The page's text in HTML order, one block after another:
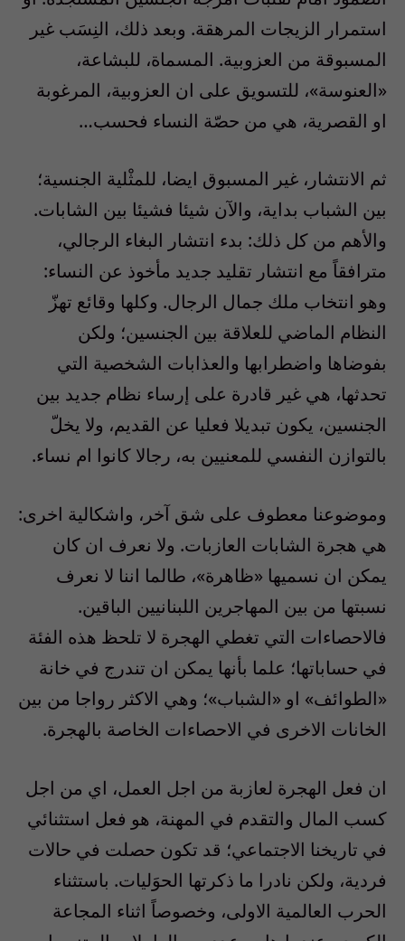
استمرار الزيجات المرهقة. وبعد ذلك، النِسَب غير
المسبوقة من العزوبية. المسماة، للبشاعة،
«العنوسة»، للتسويق على ان العزوبية، المرغوبة
او القصرية، هي من حصّة النساء فحسب…
ثم الانتشار، غير المسبوق ايضا، للمثْلية الجنسية؛
بين الشباب بداية، والآن شيئا فشيئا بين الشابات.
والأهم من كل ذلك: بدء انتشار البغاء الرجالي،
مترافقاً مع انتشار تقليد جديد مأخوذ عن النساء:
وهو انتخاب ملك جمال الرجال. وكلها وقائع تهزّ
النظام الماضي للعلاقة بين الجنسين؛ ولكن
بفوضاها واضطرابها والعذابات الشخصية التي
تحدثها، هي غير قادرة على إرساء نظام جديد بين
الجنسين، يكون تبديلا فعليا عن القديم، ولا يخلّ
بالتوازن النفسي للمعنيين به، رجالا كانوا ام نساء.
وموضوعنا معطوف على شق آخر، واشكالية اخرى:
هي هجرة الشابات العازبات. ولا نعرف ان كان
يمكن ان نسميها «ظاهرة»، طالما اننا لا نعرف
نسبتها من بين المهاجرين اللبنانيين الباقين.
فالاحصاءات التي تغطي الهجرة لا تلحظ هذه الفئة
في حساباتها؛ علما بأنها يمكن ان تندرج في خانة
«الطوائف» او «الشباب»؛ وهي الاكثر رواجا من بين
الخانات الاخرى في الاحصاءات الخاصة بالهجرة.
ان فعل الهجرة لعازبة من اجل العمل، اي من اجل
كسب المال والتقدم في المهنة، هو فعل استثنائي
في تاريخنا الاجتماعي؛ قد تكون حصلت في حالات
فردية، ولكن نادرا ما ذكرتها الحوَليات. باستثناء
الحرب العالمية الاولى، وخصوصاً اثناء المجاعة